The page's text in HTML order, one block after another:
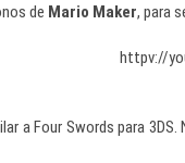
de Mario Maker, para
httpv://
a Four Swords para